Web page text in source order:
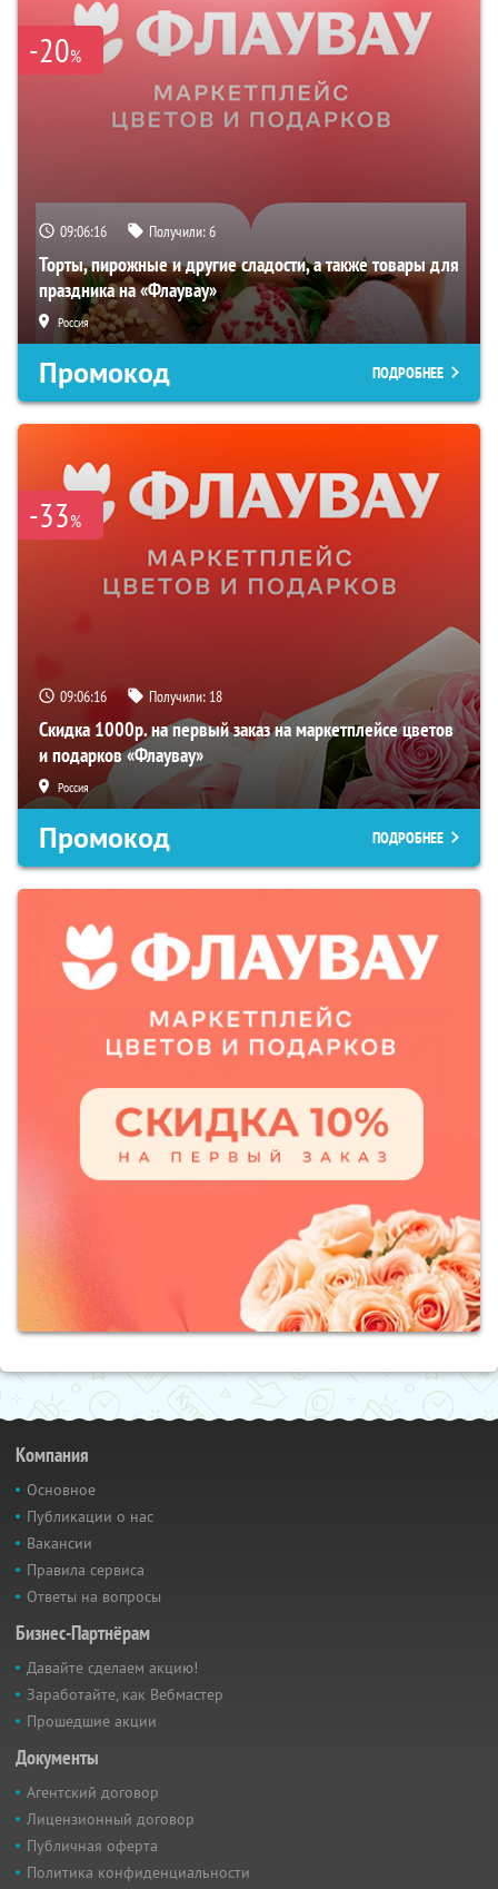
-20%
09:06:15 Получили:6
Торты, пирожные и другие сладости, а также товары для
праздника на «Флаувау»
Россия
Промокод ПОДРОБНЕЕ
-33%
09:06:15 Получили: 18
Скидка 1000р. на первый заказ на маркетплейсе цветов
и подарков «Флаувау»
Россия
Промокод ПОДРОБНЕЕ
Компания
Основное
Публикации о нас
Вакансии
Правила сервиса
Ответы на вопросы
Бизнес-Партнёрам
Давайте сделаем акцию!
Заработайте, как Вебмастер
Прошедшие акции
Документы
Агентский договор
Лицензионный договор
Публичная оферта
Политика конфиденциальности